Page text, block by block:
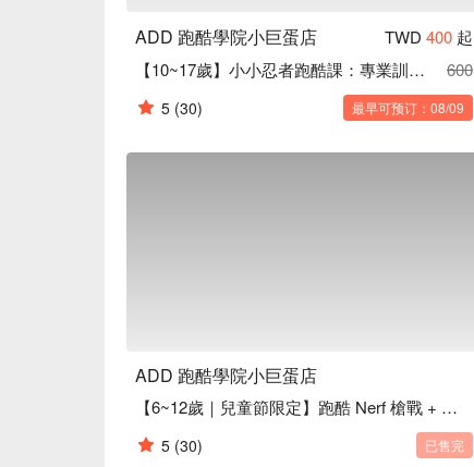
ADD 跑酷學院小巨蛋店 TWD 400 起
【10~17歲】小小忍者跑酷課：專業訓練肢體協調力
600
5 (30) 最早可预订：08/09
ADD 跑酷學院小巨蛋店
【6~12歲｜兒童節限定】跑酷 Nerf 槍戰 + 節慶皮納塔
5 (30) 已售完